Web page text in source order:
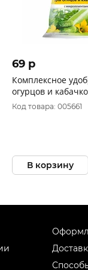
69 p
Комплексное
огурцов и
микроэлементами
AGROS
Код товара: 005661
В корзину